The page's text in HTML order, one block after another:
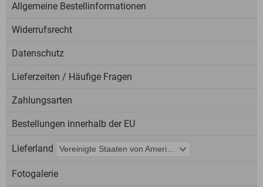
Allgemeine Bestellinformationen
Widerrufsrecht
Datenschutz
Lieferzeiten / Häufige Fragen
Zahlungsarten
Bestellungen innerhalb der EU
Lieferland
Fotogalerie